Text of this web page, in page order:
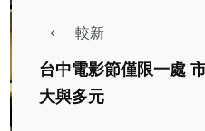
較新
台中電影節僅限一處
大與多元